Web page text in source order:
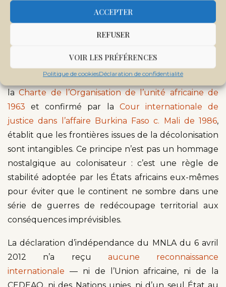
ACCEPTER
REFUSER
VOIR LES PRÉFÉRENCES
Politique de cookiesDéclaration de confidentialité
: le cadre juridique qui
tranche
Sur le plan du droit international, la question est
également résolue — et depuis longtemps. Le
principe del’uti possidetis juris, consacré par
laCharte de l’Organisation de l’unité africaine de
1963 et confirmé par la Cour internationale de
justice dans l’affaire Burkina Faso c. Mali de 1986,
établit que les frontières issues de la décolonisation
sont intangibles. Ce principe n’est pas un hommage
nostalgique au colonisateur : c’est une règle de
stabilité adoptée par les États africains eux-mêmes
pour éviter que le continent ne sombre dans une
série de guerres de redécoupage territorial aux
conséquences imprévisibles.
La déclaration d’indépendance du MNLA du 6 avril
2012 n’a reçu aucune reconnaissance
internationale — ni de l’Union africaine, ni de la